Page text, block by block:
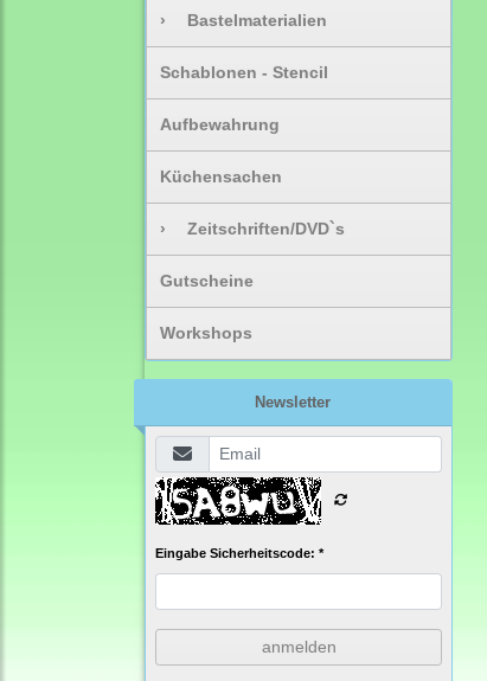
› Bastelmaterialien
Schablonen - Stencil
Aufbewahrung
Küchensachen
› Zeitschriften/DVD`s
Gutscheine
Workshops
Newsletter
Eingabe Sicherheitscode: *
anmelden